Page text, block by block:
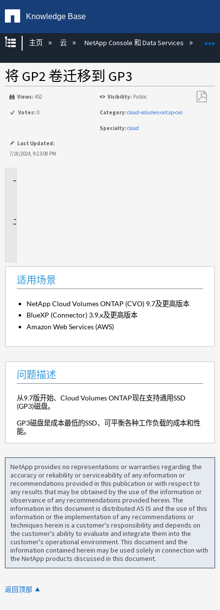
Knowledge Base
扩展/隐缩全局层次
主页 云 NetApp Console 和 Data Services
将 GP2 卷迁移到 GP3
Views: 452 Visibility: Public
Votes: 0 Category:cloud-volumes-ontap-cvo
Specialty:cloud
Last Updated:
7/18/2024, 9:23:08 PM
适用场景
NetApp Cloud Volumes ONTAP (CVO) 9.7及更高版本
BlueXP (Connector) 3.9.x及更高版本
Amazon Web Services (AWS)
问题描述
从9.7版开始、Cloud Volumes ONTAP现在支持通用SSD
(GP3)磁盘。
GP3磁盘是成本最低的SSD、可平衡各种工作负载的成本和性
能。
NetApp provides no representations or warranties regarding the
accuracy or reliability or serviceability of any information or
recommendations provided in this publication or with respect to
any results that may be obtained by the use of the information or
observance of any recommendations provided herein. The
information in this document is distributed AS IS and the use of this
information or the implementation of any recommendations or
techniques herein is a customer's responsibility and depends on
the customer's ability to evaluate and integrate them into the
customer's operational environment. This document and the
information contained herein may be used solely in connection with
the NetApp products discussed in this document.
返回顶部